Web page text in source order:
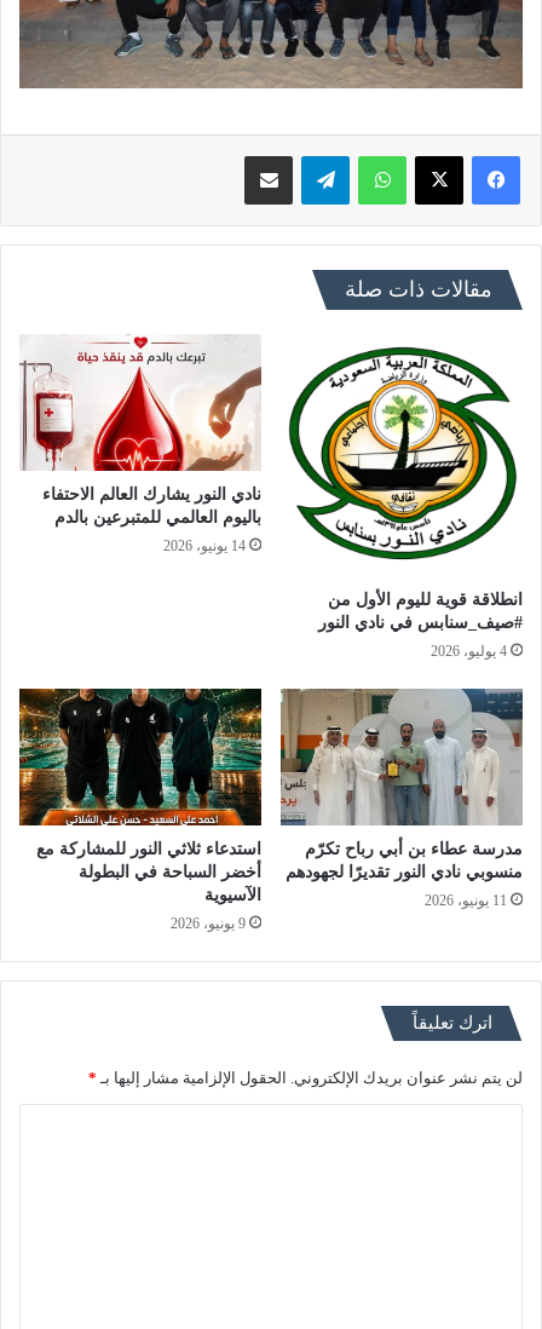
فيسبوك X واتساب تيلقرام
مقالات ذات صلة
انطلاقة قوية لليوم الأول من
#صيف_سنابس في نادي النور
4 يوليو، 2026
نادي النور يشارك العالم الاحتفاء
باليوم العالمي للمتبرعين بالدم
14 يونيو، 2026
مدرسة عطاء بن أبي رباح تكرّم
منسوبي نادي النور تقديرًا لجهودهم
11 يونيو، 2026
استدعاء ثلاثي النور للمشاركة مع
أخضر السباحة في البطولة
الآسيوية
9 يونيو، 2026
اترك تعليقاً
لن يتم نشر عنوان بريدك الإلكتروني. الحقول الإلزامية مشار إليها بـ *